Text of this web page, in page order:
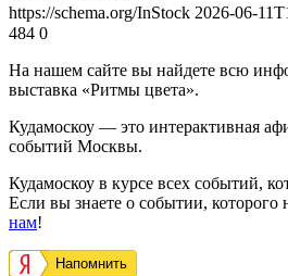
https://schema.org/InStock 2026-06-
484 0
На нашем сайте вы найдете всю
выставка «Ритмы цвета».
Кудамоскоу — это интерактивная
событий Москвы.
Кудамоскоу в курсе всех событий,
Если вы знаете о событии, которого
нам!
Напомнить